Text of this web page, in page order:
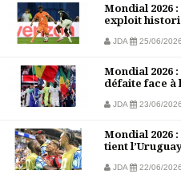
Mondial 2026
exploit
JDA 25/06/2026
Mondial 2026
défaite face à
JDA 23/06/2026
Mondial 2026
tient
JDA 22/06/2026